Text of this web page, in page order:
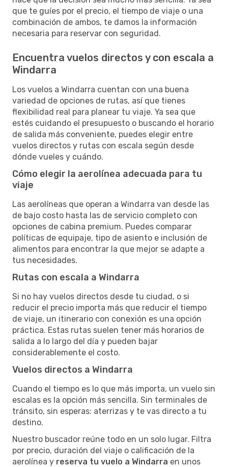
que te guíes por el precio, el tiempo de viaje o una
combinación de ambos, te damos la información
necesaria para reservar con seguridad.
Encuentra vuelos directos y con escala a
Windarra
Los vuelos a Windarra cuentan con una buena
variedad de opciones de rutas, así que tienes
flexibilidad real para planear tu viaje. Ya sea que
estés cuidando el presupuesto o buscando el horario
de salida más conveniente, puedes elegir entre
vuelos directos y rutas con escala según desde
dónde vueles y cuándo.
Cómo elegir la aerolínea adecuada para tu
viaje
Las aerolíneas que operan a Windarra van desde las
de bajo costo hasta las de servicio completo con
opciones de cabina premium. Puedes comparar
políticas de equipaje, tipo de asiento e inclusión de
alimentos para encontrar la que mejor se adapte a
tus necesidades.
Rutas con escala a Windarra
Si no hay vuelos directos desde tu ciudad, o si
reducir el precio importa más que reducir el tiempo
de viaje, un itinerario con conexión es una opción
práctica. Estas rutas suelen tener más horarios de
salida a lo largo del día y pueden bajar
considerablemente el costo.
Vuelos directos a Windarra
Cuando el tiempo es lo que más importa, un vuelo sin
escalas es la opción más sencilla. Sin terminales de
tránsito, sin esperas: aterrizas y te vas directo a tu
destino.
Nuestro buscador reúne todo en un solo lugar. Filtra
por precio, duración del viaje o calificación de la
aerolínea y reserva tu vuelo a Windarra en unos